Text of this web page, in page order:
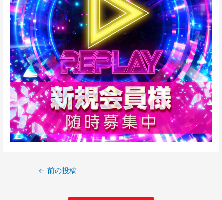
← 前の投稿